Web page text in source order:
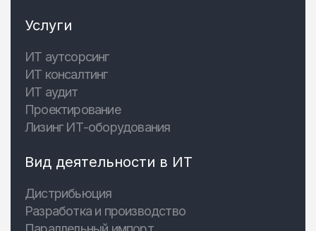
Услуги
ИТ аутсорсинг
ИТ консалтинг
ИТ аудит
Проектирование
Лизинг ИТ-оборудования
Вид деятельности в ИТ
Дистрибьюция
Разработка и производство